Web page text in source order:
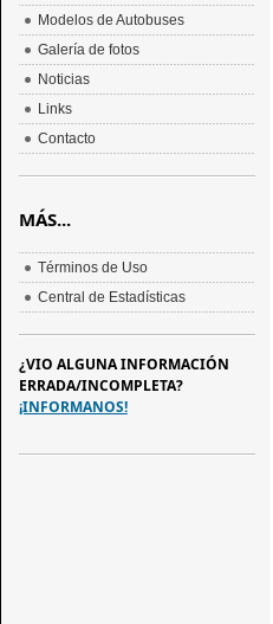
Modelos de Autobuses
Galería de fotos
Noticias
Links
Contacto
MÁS...
Términos de Uso
Central de Estadísticas
¿VIO ALGUNA INFORMACIÓN
ERRADA/INCOMPLETA?
¡INFORMANOS!